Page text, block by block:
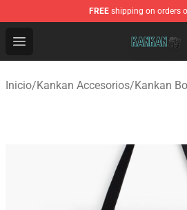
FREE shipping on orders
Open menu
Kankan Store - Official
Inicio/Kankan Accesorios/Kankan